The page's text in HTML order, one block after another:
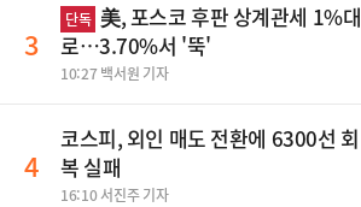
3
단독 美, 포스코 후판 상계관세 1%대
로…3.70%서 '뚝'
10:27 백서원 기자
4
코스피, 외인 매도 전환에 6300선 회
복 실패
16:10 서진주 기자